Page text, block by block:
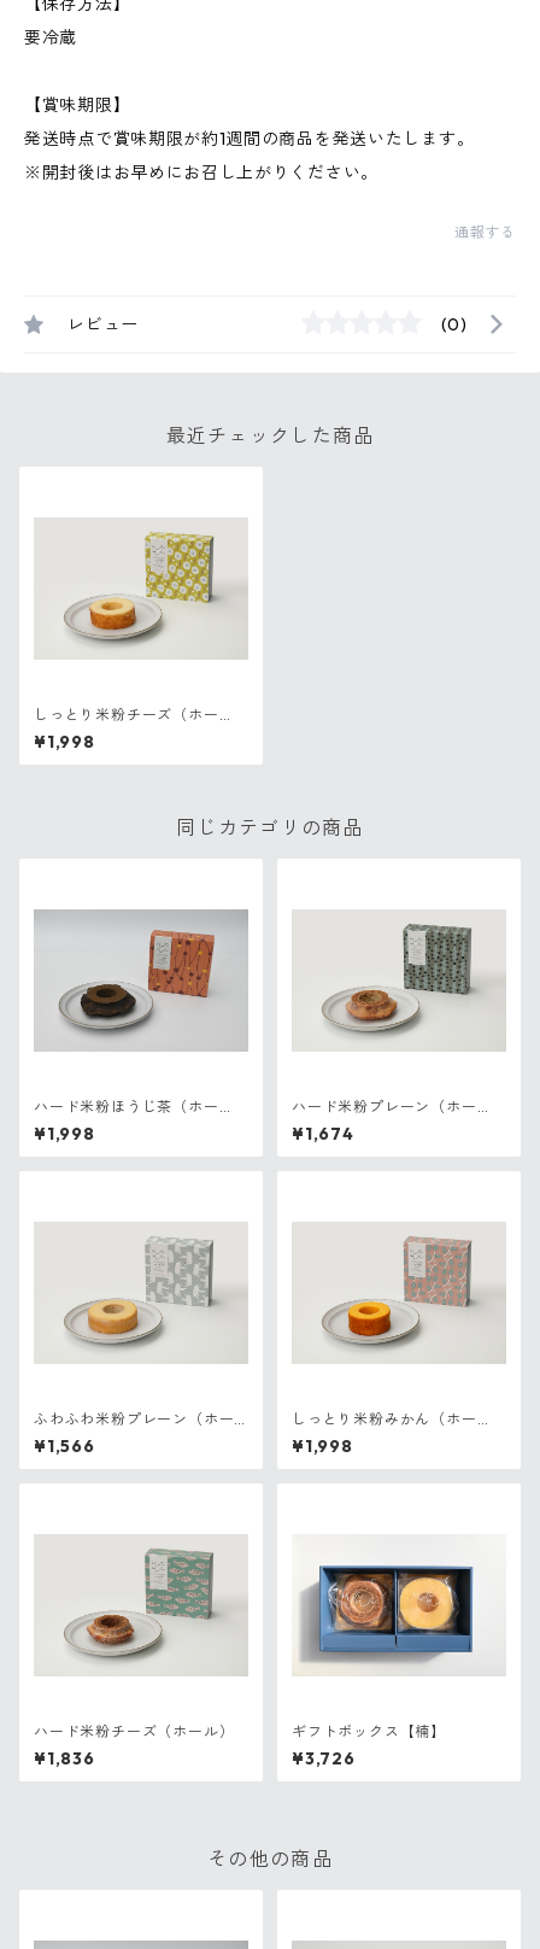
要冷蔵
【賞味期限】
発送時点で賞味期限が約1週間の商品を発送いたします。
※開封後はお早めにお召し上がりください。
通報する
レビュー (0)
最近チェックした商品
しっとり米粉チーズ（ホー
ル）
¥1,998
同じカテゴリの商品
ハード米粉ほうじ茶（ホー
ル）
¥1,998
ハード米粉プレーン（ホー
ル）
¥1,674
ふわふわ米粉プレーン（ホー
ル）
¥1,566
しっとり米粉みかん（ホー
ル）
¥1,998
ハード米粉チーズ（ホール）
¥1,836
ギフトボックス【楠】
¥3,726
その他の商品